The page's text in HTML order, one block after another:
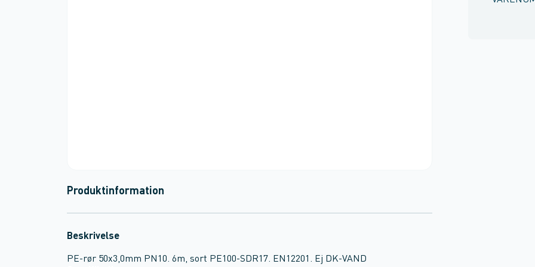
Produktinformation
Beskrivelse
PE-rør 50x3,0mm PN10. 6m, sort PE100-SDR17. EN12201. Ej DK-VAND